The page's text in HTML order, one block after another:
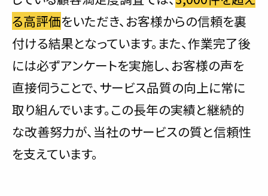
る高評価をいただき、お客様からの信頼を裏
付ける結果となっています。また、作業完了後
には必ずアンケートを実施し、お客様の声を
直接伺うことで、サービス品質の向上に常に
取り組んでいます。この長年の実績と継続的
な改善努力が、当社のサービスの質と信頼性
を支えています。